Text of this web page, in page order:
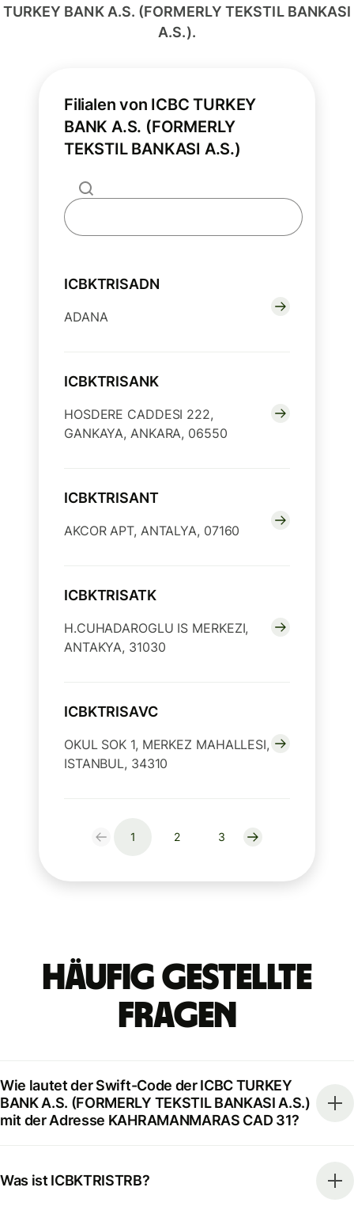
TURKEY BANK A.S. (FORMERLY TEKSTIL BANKASI
A.S.).
Filialen von ICBC TURKEY
BANK A.S. (FORMERLY
TEKSTIL BANKASI A.S.)
ICBKTRISADN
ADANA
ICBKTRISANK
HOSDERE CADDESI 222,
GANKAYA, ANKARA, 06550
ICBKTRISANT
AKCOR APT, ANTALYA, 07160
ICBKTRISATK
H.CUHADAROGLU IS MERKEZI,
ANTAKYA, 31030
ICBKTRISAVC
OKUL SOK 1, MERKEZ MAHALLESI,
ISTANBUL, 34310
1 2 3
Häufig gestellte
Fragen
Wie lautet der Swift-Code der ICBC TURKEY
BANK A.S. (FORMERLY TEKSTIL BANKASI A.S.)
mit der Adresse KAHRAMANMARAS CAD 31?
Was ist ICBKTRISTRB?